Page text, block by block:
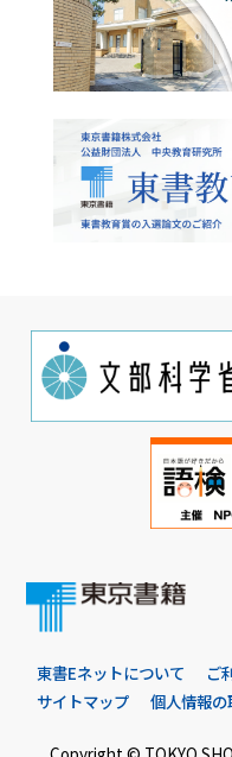
東書Eネットについて ご
サイトマップ
個人情報